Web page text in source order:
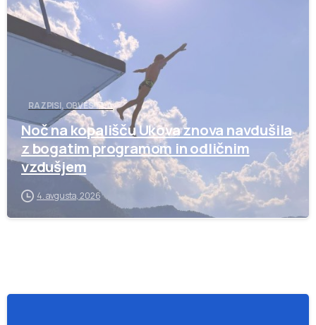
RAZPISI, OBVESTILA
Noč na kopališču Ukova znova navdušila
z bogatim programom in odličnim
vzdušjem
4. avgusta, 2026